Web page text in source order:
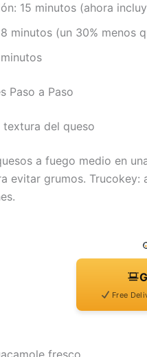
15 minutos (ahora
minutos (un 30% menos
Paso a Paso
textura del queso
a fuego medio en
evitar grumos.
Free